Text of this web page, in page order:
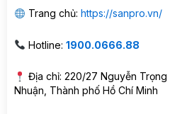
Trang chủ: https://sanpro.vn/
Hotline: 1900.0666.88
Địa chỉ: 220/27 Nguyễn
Nhuận, Thành phố Hồ Chí Minh